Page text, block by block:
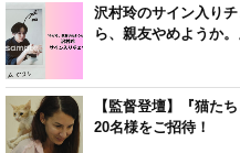
沢村玲のサイン入り
ら、親友やめようか。
【監督登壇】『猫た
20名様をご招待！